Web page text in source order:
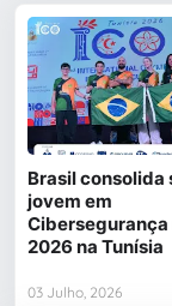
Brasil consolida
jovem em
Cibersegurança
2026 na Tunísia
03 Julho, 2026